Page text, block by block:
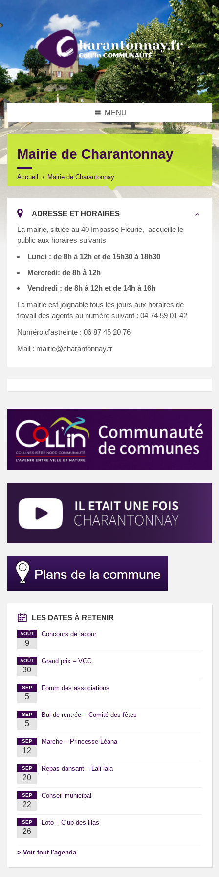
MENU
Mairie de Charantonnay
Accueil Mairie de Charantonnay
ADRESSE ET HORAIRES
La mairie, située au 40 Impasse Fleurie, accueille le
public aux horaires suivants :
Lundi : de 8h à 12h et de 15h30 à 18h30
Mercredi: de 8h à 12h
Vendredi : de 8h à 12h et de 14h à 16h
La mairie est joignable tous les jours aux horaires de
travail des agents au numéro suivant : 04 74 59 01 42
Numéro d’astreinte : 06 87 45 20 76
Mail : mairie@charantonnay.fr
LES DATES À RETENIR
AOÛT
9
Concours de labour
AOÛT
30
Grand prix – VCC
SEP
5
Forum des associations
SEP
5
Bal de rentrée – Comité des fêtes
SEP
12
Marche – Princesse Léana
SEP
20
Repas dansant – Lali lala
SEP
22
Conseil municipal
SEP
26
Loto – Club des lilas
> Voir tout l'agenda